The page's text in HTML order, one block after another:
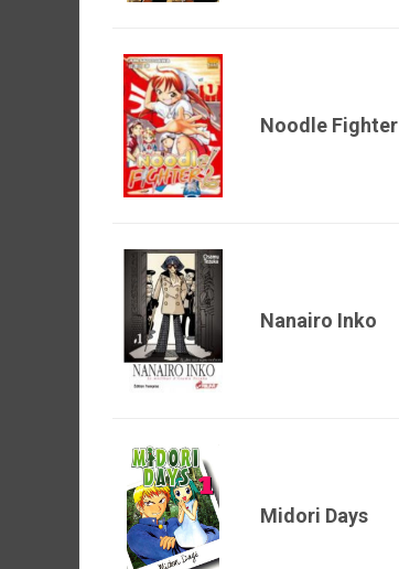
Noodle Fighter
Nanairo Inko
Midori Days